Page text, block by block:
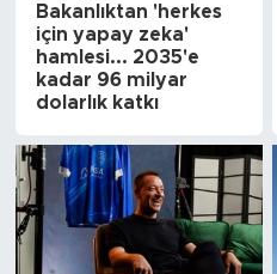
Bakanlıktan 'herkes
için yapay zeka'
hamlesi... 2035'e
kadar 96 milyar
dolarlık katkı